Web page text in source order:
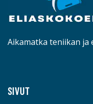
Aikamatka teniikan
SIVUT